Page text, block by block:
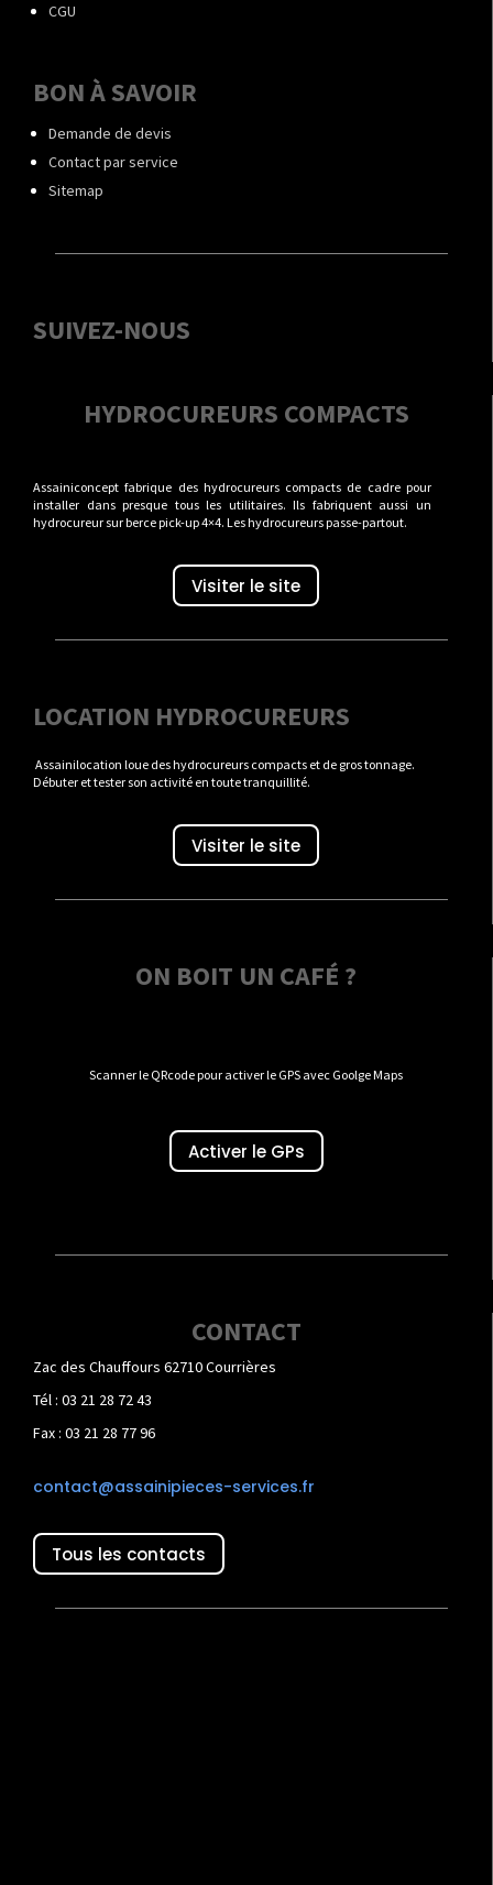
CGU
BON À SAVOIR
Demande de devis
Contact par service
Sitemap
SUIVEZ-NOUS
HYDROCUREURS COMPACTS
Assainiconcept fabrique des hydrocureurs compacts de cadre pour
installer dans presque tous les utilitaires. Ils fabriquent aussi un
hydrocureur sur berce pick-up 4×4. Les hydrocureurs passe-partout.
Visiter le site
LOCATION HYDROCUREURS
Assainilocation loue des hydrocureurs compacts et de gros tonnage.
Débuter et tester son activité en toute tranquillité.
Visiter le site
ON BOIT UN CAFÉ ?
Scanner le QRcode pour activer le GPS avec Goolge Maps
Activer le GPs
CONTACT
Zac des Chauffours 62710 Courrières
Tél : 03 21 28 72 43
Fax : 03 21 28 77 96
contact@assainipieces-services.fr
Tous les contacts